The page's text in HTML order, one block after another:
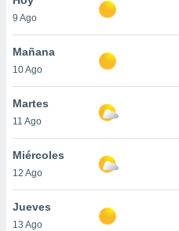
en
más
nuestra
de
9 Ago
Mañana
10 Ago
Martes
11 Ago
Miércoles
12 Ago
Jueves
13 Ago